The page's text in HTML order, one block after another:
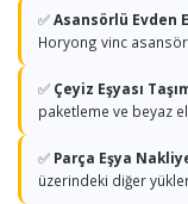
✅Asansörlü Evden
Horyong vinc
✅ Çeyiz Eşyası
paketleme ve beyaz
✅ Parça Eşya
üzerindeki diğer